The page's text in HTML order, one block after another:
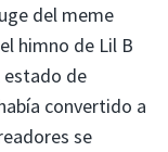
del meme
himno de Lil B
estado de
convertido a
se